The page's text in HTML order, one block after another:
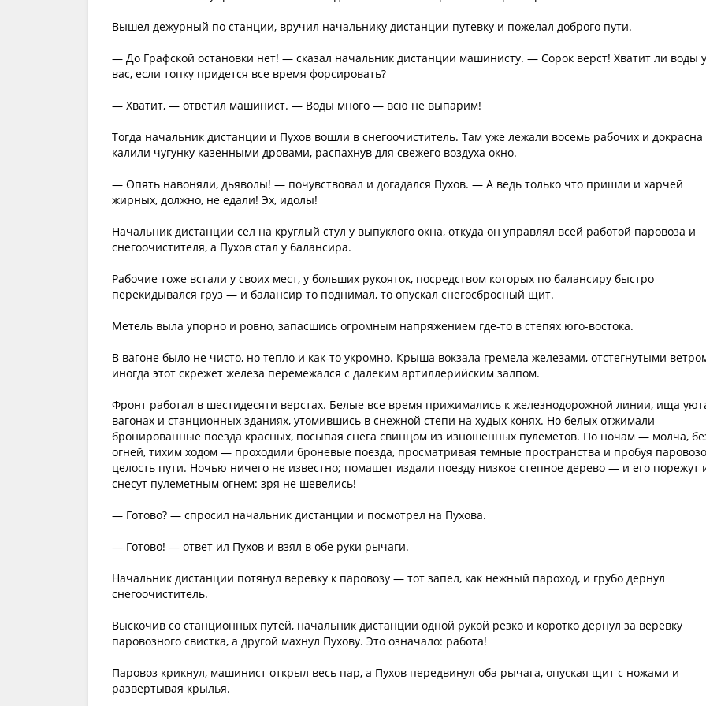
Вышел дежурный по станции, вручил начальнику дистанции путевку и пожелал доброго пути.
— До Графской остановки нет! — сказал начальник дистанции машинисту. — Сорок верст! Хватит ли воды у
вас, если топку придется все время форсировать?
— Хватит, — ответил машинист. — Воды много — всю не выпарим!
Тогда начальник дистанции и Пухов вошли в снегоочиститель. Там уже лежали восемь рабочих и докрасна
калили чугунку казенными дровами, распахнув для свежего воздуха окно.
— Опять навоняли, дьяволы! — почувствовал и догадался Пухов. — А ведь только что пришли и харчей
жирных, должно, не едали! Эх, идолы!
Начальник дистанции сел на круглый стул у выпуклого окна, откуда он управлял всей работой паровоза и
снегоочистителя, а Пухов стал у балансира.
Рабочие тоже встали у своих мест, у больших рукояток, посредством которых по балансиру быстро
перекидывался груз — и балансир то поднимал, то опускал снегосбросный щит.
Метель выла упорно и ровно, запасшись огромным напряжением где-то в степях юго-востока.
В вагоне было не чисто, но тепло и как-то укромно. Крыша вокзала гремела железами, отстегнутыми
иногда этот скрежет железа перемежался с далеким артиллерийским залпом.
Фронт работал в шестидесяти верстах. Белые все время прижимались к железнодорожной линии, ища
вагонах и станционных зданиях, утомившись в снежной степи на худых конях. Но белых отжимали
бронированные поезда красных, посыпая снега свинцом из изношенных пулеметов. По ночам — молча,
огней, тихим ходом — проходили броневые поезда, просматривая темные пространства и пробуя
целость пути. Ночью ничего не известно; помашет издали поезду низкое степное дерево — и его порежут
снесут пулеметным огнем: зря не шевелись!
— Готово? — спросил начальник дистанции и посмотрел на Пухова.
— Готово! — ответ ил Пухов и взял в обе руки рычаги.
Начальник дистанции потянул веревку к паровозу — тот запел, как нежный пароход, и грубо дернул
снегоочиститель.
Выскочив со станционных путей, начальник дистанции одной рукой резко и коротко дернул за веревку
паровозного свистка, а другой махнул Пухову. Это означало: работа!
Паровоз крикнул, машинист открыл весь пар, а Пухов передвинул оба рычага, опуская щит с ножами и
развертывая крылья.